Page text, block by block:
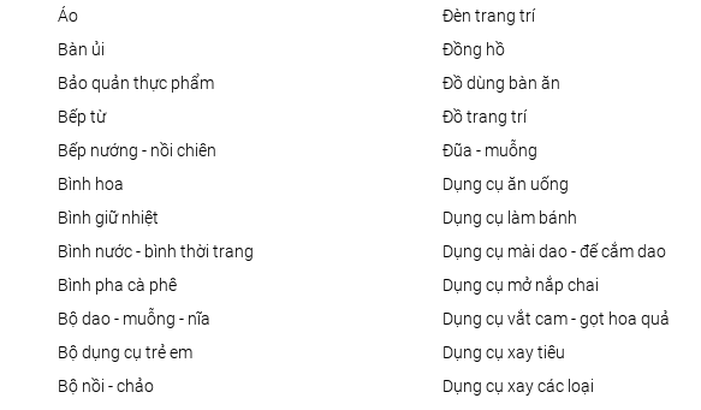
áo
bàn ủi
bảo quản thực phẩm
bếp từ
bếp nướng - nồi chiên
bình hoa
bình giữ nhiệt
bình nước - bình thời trang
bình pha cà phê
bộ dao - muỗng - nĩa
bộ dụng cụ trẻ em
bộ nồi - chảo
đèn trang trí
đồng hồ
đồ dùng bàn ăn
đồ trang trí
đũa - muỗng
dụng cụ ăn uống
dụng cụ làm bánh
dụng cụ mài dao - đế cắm dao
dụng cụ mở nắp chai
dụng cụ vắt cam - gọt hoa quả
dụng cụ xay tiêu
dụng cụ xay các loại